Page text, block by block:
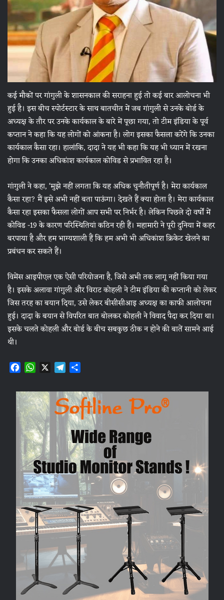
कई मौकों पर गांगुली के शासनकाल की सराहना हुई तो कई बार आलोचना भी
हुई है। इस बीच स्पोर्टस्टार के साथ बातचीत में जब गांगुली से उनके बोर्ड के
अध्यक्ष के तौर पर उनके कार्यकाल के बारे में पूछा गया, तो टीम इंडिया के पूर्व
कप्तान ने कहा कि यह लोगों को आंकना है। लोग इसका फैसला करेंगे कि उनका
कार्यकाल कैसा रहा। हालांकि, दादा ने यह भी कहा कि यह भी ध्यान में रखना
होगा कि उनका अधिकांश कार्यकाल कोविड से प्रभावित रहा है।
गांगुली ने कहा, ‘मुझे नहीं लगता कि यह अधिक चुनौतीपूर्ण है। मेरा कार्यकाल
कैसा रहा? मैं इसे अभी नहीं बता पाऊंगा। देखते हैं क्या होता है। मेरा कार्यकाल
कैसा रहा इसका फैसला लोगों आप सभी पर निर्भर है। लेकिन पिछले दो वर्षों में
कोविड -19 के कारण परिस्थितियां कठिन रही हैं। महामारी ने पूरी दुनिया में कहर
बरपाया है और हम भाग्यशाली हैं कि हम अभी भी अधिकांश क्रिकेट खेलने का
प्रबंधन कर सकते हैं।
विमेंस आइपीएल एक ऐसी परियोजना है, जिसे अभी तक लागू नहीं किया गया
है। इसके अलावा गांगुली और विराट कोहली ने टीम इंडिया की कप्तानी को लेकर
जिस तरह का बयान दिया, उसे लेकर बीसीसीआइ अध्यक्ष का काफी आलोचना
हुई। दादा के बयान से विपरित बात बोलकर कोहली ने विवाद पैदा कर दिया था।
इसके चलते कोहली और बोर्ड के बीच सबकुछ ठीक न होने की बातें सामने आई
थी।
F
c
e
b
o
o
k
W
a
t
s
A
p
p
X T
l
e
g
r
a
m
a
r
e